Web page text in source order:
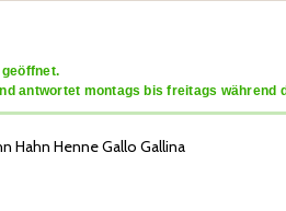
antwortet montags bis freitags während
Hahn Henne Gallo Gallina